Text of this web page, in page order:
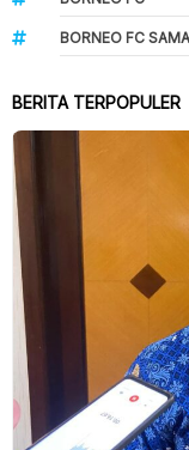
BORNEO FC
BERITA TERPOPULER